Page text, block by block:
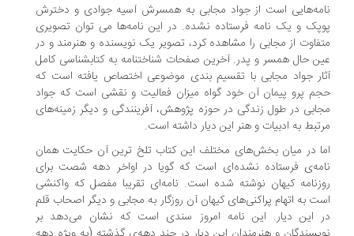
است از جواد مجابی به همسرش آسیه جوادی و دخترش
و یک نامه فرستاده نشده. در این نامه‌ها می توان تصویری
از مجابی را مشاهده کرد، تصویر یک نویسنده و هنرمند و در
حال همسر و پدر. آخرین صفحات شناختنامه به کتابشناسی کامل
جواد مجابی با تقسیم بندی موضوعی اختصاص یافته است که
پرو پیمان آن خود گواه میزان فعالیت و نقشی است که جواد
در طول زندگی در حوزه پژوهش، آفرینندگی و دیگر زمینه‌های
به ادبیات و هنر این دیار داشته است.
در میان بخش‌های مختلف این کتاب تلخ ترین آن حکایت همان
فرستاده نشده‌ای است که گویا در اواخر دهه شصت برای
کیهان نوشته شده است. نامه‌ای تقریبا مفصل که واکنشی
به اتهام پراکنی‌های کیهان آن روزگار به مجابی و دیگر اصحاب قلم
این دیار. این نامه امروز سندی است که نشان می‌دهد بر